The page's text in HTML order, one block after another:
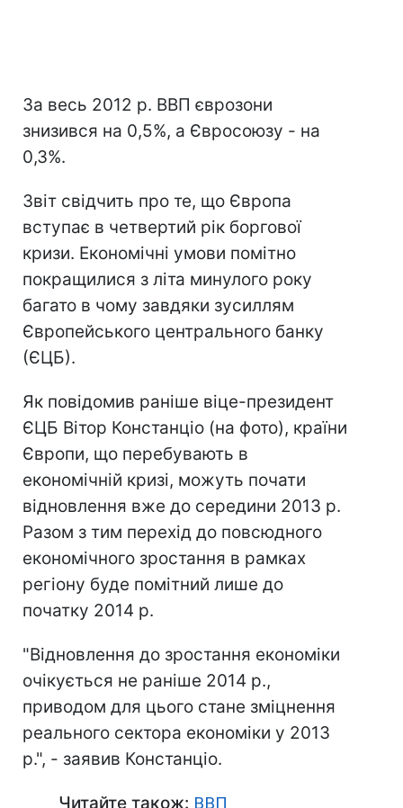
За весь 2012 р. ВВП єврозони
знизився на 0,5%, а Євросоюзу - на
0,3%.
Звіт свідчить про те, що Європа
вступає в четвертий рік боргової
кризи. Економічні умови помітно
покращилися з літа минулого року
багато в чому завдяки зусиллям
Європейського центрального банку
(ЄЦБ).
Як повідомив раніше віце-президент
ЄЦБ Вітор Констанціо (на фото), країни
Європи, що перебувають в
економічній кризі, можуть почати
відновлення вже до середини 2013 р.
Разом з тим перехід до повсюдного
економічного зростання в рамках
регіону буде помітний лише до
початку 2014 р.
"Відновлення до зростання економіки
очікується не раніше 2014 р.,
приводом для цього стане зміцнення
реального сектора економіки у 2013
р.", - заявив Констанціо.
Читайте також: ВВП